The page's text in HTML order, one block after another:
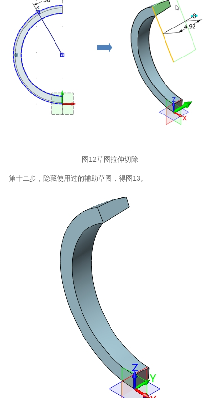
图12草图拉伸切除
第十二步，隐藏使用过的辅助草图，得图13。